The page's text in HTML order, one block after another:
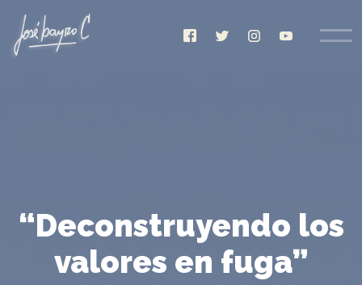
“Deconstruyendo los
valores en fuga”